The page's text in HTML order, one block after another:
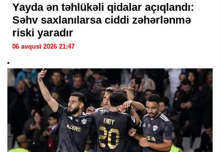
Yayda ən təhlükəli qidalar açıqlandı:
Səhv saxlanılarsa ciddi zəhərlənmə
riski yaradır
06 avqust 2026 21:47